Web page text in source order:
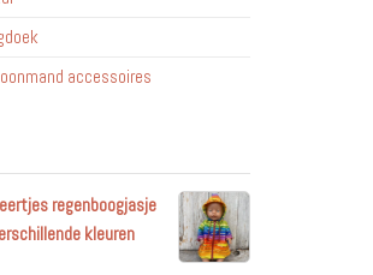
accessoires
regenboogjasje
kleuren